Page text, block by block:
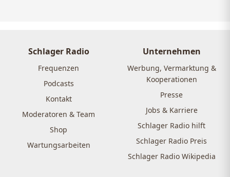
Schlager Radio
Frequenzen
Podcasts
Kontakt
Moderatoren & Team
Shop
Wartungsarbeiten
Unternehmen
Werbung, Vermarktung &
Kooperationen
Presse
Jobs & Karriere
Schlager Radio hilft
Schlager Radio Preis
Schlager Radio Wikipedia